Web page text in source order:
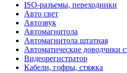
ISO-разъемы, переходники
Авто свет
Автозвук
Автомагнитола
Автомагнитола штатная
Автоматические доводчики
Видеорегистратор
Кабели, гофры, стяжка